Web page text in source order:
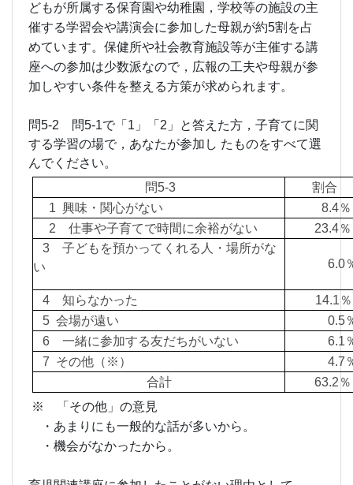
どもが所属する保育園や幼稚園，学校等の施設の主
催する学習会や講演会に参加した母親が約5割を占
めています。保健所や社会教育施設等が主催する講
座への参加は少数派なので，広報の工夫や母親が参
加しやすい条件を整える方策が求められます。
問5-2 問5-1で「1」「2」と答えた方，子育てに関
する学習の場で，あなたが参加し たものをすべて選
んでください。
問5-3
割合
1 興味・関心がない
8.4
2 仕事や子育てで時間に余裕がない
23.4
3 子どもを預かってくれる人・場所がな
い
6.0
4 知らなかった
14.1％
5 会場が遠い
0.5
6 一緒に参加する友だちがいない
6.1
7 その他（※）
4.7
合計
63.2
※ 「その他」の意見
・あまりにも一般的な話が多いから。
・機会がなかったから。